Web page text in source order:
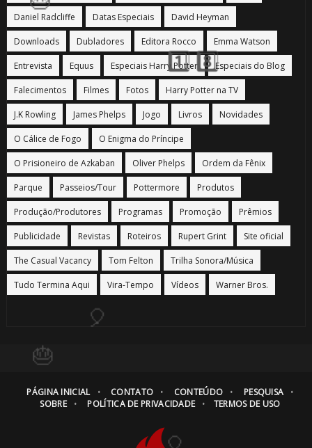
Daniel Radcliffe Datas Especiais David Heyman
Downloads Dubladores Editora Rocco Emma Watson
Entrevista Equus Especiais Harry Potter Especiais do Blog
Falecimentos Filmes Fotos Harry Potter na TV
J.K Rowling James Phelps Jogo Livros Novidades
O Cálice de Fogo O Enigma do Príncipe
O Prisioneiro de Azkaban Oliver Phelps Ordem da Fênix
Parque Passeios/Tour Pottermore Produtos
Produção/Produtores Programas Promoção Prêmios
Publicidade Revistas Roteiros Rupert Grint Site oficial
The Casual Vacancy Tom Felton Trilha Sonora/Música
Tudo Termina Aqui Vira-Tempo Vídeos Warner Bros.
PÁGINA INICIAL CONTATO CONTEÚDO
PESQUISA
SOBRE
POLÍTICA DE PRIVACIDADE TERMOS DE USO
⚡
⚡
🎈
1️⃣
8️⃣
🎈
⚡
⚡
⚡